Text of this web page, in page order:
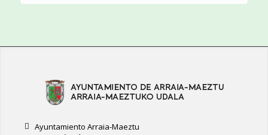
Ayuntamiento Arraia-Maeztu